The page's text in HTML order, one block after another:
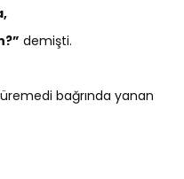
demişti.
bağrında yanan